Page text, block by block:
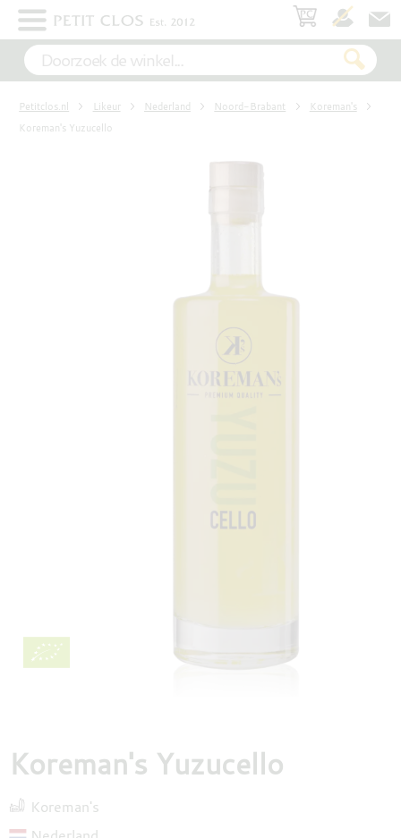
WIT
ROSÉ
Petitclos.nl Likeur Nederland Noord-Brabant
Koreman's
Koreman's Yuzucello
Koreman's Yuzucello
Koreman's